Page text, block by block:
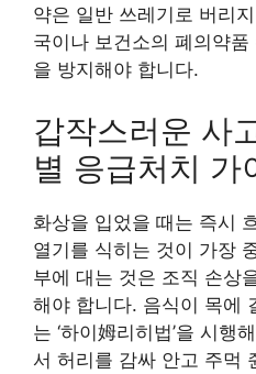
약은 일반 쓰레기로 버리
국이나 보건소의 폐의약
을 방지해야 합니다.
갑작스러운 사
별 응급처치 가
화상을 입었을 때는 즉시
열기를 식히는 것이 가장
부에 대는 것은 조직 손상
해야 합니다. 음식이 목에
는 ‘하이姆리히법’을 시행
서 허리를 감싸 안고 주먹